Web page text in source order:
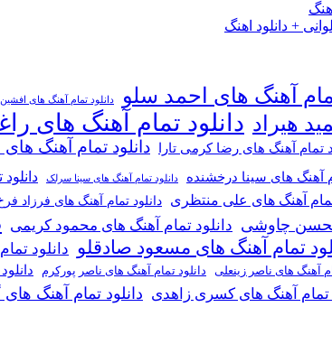
+ دانلود اهنگ
آهنگ های احمد سلو دانلود تمام آهنگ های
هیراد دانلود تمام آهنگ های
تمام آهنگ های رضا کرمی تارا دانلود تمام آهنگ
آهنگ های سینا درخشنده دانلود تمام آهنگ های سینا سرلک
تمام آهنگ های علی منتظری دانلود تمام آهنگ های فرزاد
محسن چاوشی دانلود تمام آهنگ های محمود کریمی
تمام آهنگ های مسعود صادقلو دانلود
آهنگ های ناصر زینعلی دانلود تمام آهنگ های ناصر پورکرم
تمام آهنگ های کسری زاهدی دانلود تمام آهنگ